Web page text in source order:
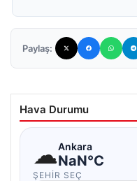
Paylaş:
Hava Durumu
☁Ankara
NaN°C
ŞEHIR SEÇ